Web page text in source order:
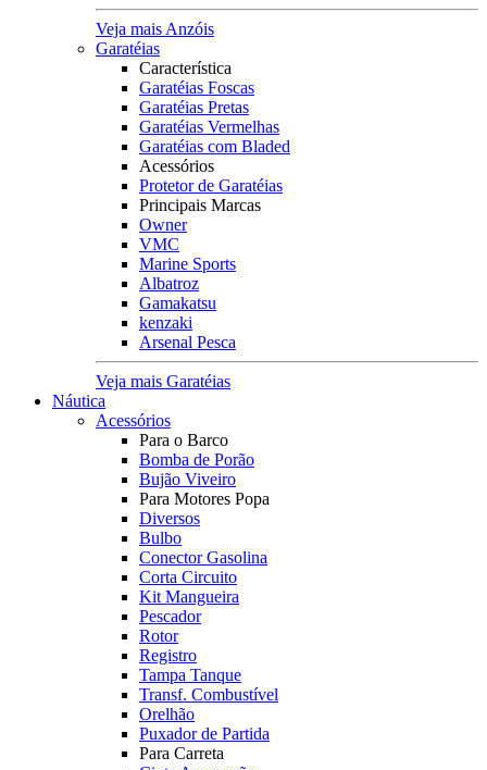
Veja mais Anzóis
Garatéias
Característica
Garatéias Foscas
Garatéias Pretas
Garatéias Vermelhas
Garatéias com Bladed
Acessórios
Protetor de Garatéias
Principais Marcas
Owner
VMC
Marine Sports
Albatroz
Gamakatsu
kenzaki
Arsenal Pesca
Veja mais Garatéias
Náutica
Acessórios
Para o Barco
Bomba de Porão
Bujão Viveiro
Para Motores Popa
Diversos
Bulbo
Conector Gasolina
Corta Circuito
Kit Mangueira
Pescador
Rotor
Registro
Tampa Tanque
Transf. Combustível
Orelhão
Puxador de Partida
Para Carreta